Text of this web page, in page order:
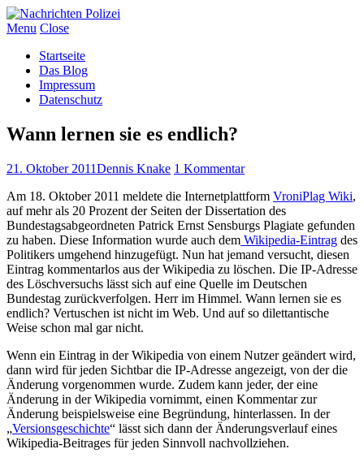
Menu Close
Startseite
Das Blog
Impressum
Datenschutz
Wann lernen sie es endlich?
21. Oktober 2011Dennis Knake 1 Kommentar
Am 18. Oktober 2011 meldete die Internetplattform VroniPlag Wiki,
auf mehr als 20 Prozent der Seiten der Dissertation des
Bundestagsabgeordneten Patrick Ernst Sensburgs Plagiate gefunden
zu haben. Diese Information wurde auch dem Wikipedia-Eintrag des
Politikers umgehend hinzugefügt. Nun hat jemand versucht, diesen
Eintrag kommentarlos aus der Wikipedia zu löschen. Die IP-Adresse
des Löschversuchs lässt sich auf eine Quelle im Deutschen
Bundestag zurückverfolgen. Herr im Himmel. Wann lernen sie es
endlich? Vertuschen ist nicht im Web. Und auf so dilettantische
Weise schon mal gar nicht.
Wenn ein Eintrag in der Wikipedia von einem Nutzer geändert wird,
dann wird für jeden Sichtbar die IP-Adresse angezeigt, von der die
Änderung vorgenommen wurde. Zudem kann jeder, der eine
Änderung in der Wikipedia vornimmt, einen Kommentar zur
Änderung beispielsweise eine Begründung, hinterlassen. In der
„Versionsgeschichte“ lässt sich dann der Änderungsverlauf eines
Wikipedia-Beitrages für jeden Sinnvoll nachvollziehen.